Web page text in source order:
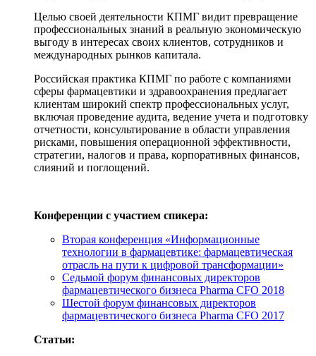
Целью своей деятельности КПМГ видит превращение
профессиональных знаний в реальную экономическую
выгоду в интересах своих клиентов, сотрудников и
международных рынков капитала.
Российская практика КПМГ по работе с компаниями
сферы фармацевтики и здравоохранения предлагает
клиентам широкий спектр профессиональных услуг,
включая проведение аудита, ведение учета и подготовку
отчетности, консультирование в области управления
рисками, повышения операционной эффективности,
стратегии, налогов и права, корпоративных финансов,
слияний и поглощений.
Конференции с участием спикера:
Вторая конференция «Информационные
технологии в фармацевтике: фармацевтическая
отрасль на пути к цифровой трансформации»
Седьмой форум финансовых директоров
фармацевтического бизнеса Pharma CFO 2018
Шестой форум финансовых директоров
фармацевтического бизнеса Pharma CFO 2017
Статьи: